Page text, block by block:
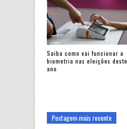
Saiba como vai funcionar a
biometria nas eleições deste
ano
Postagem mais recente